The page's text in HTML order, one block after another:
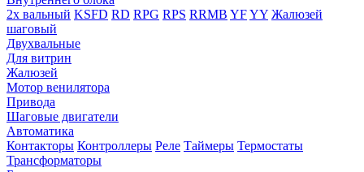
2х вальный KSFD RD RPG RPS RRMB YFYY Жалюзей
шаговый
Двухвальные
Для витрин
Жалюзей
Мотор венилятора
Привода
Шаговые двигатели
Автоматика
Контакторы Контроллеры Реле Таймеры Термостаты
Трансформаторы